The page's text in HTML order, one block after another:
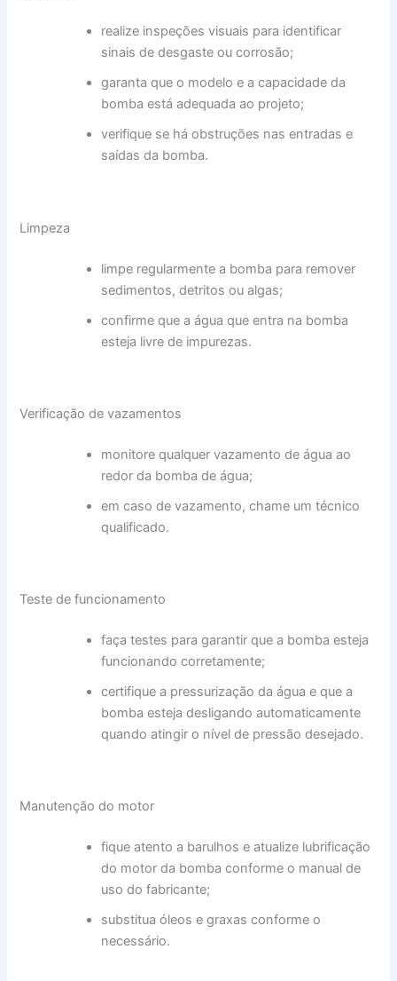
realize inspeções visuais para identificar
sinais de desgaste ou corrosão;
garanta que o modelo e a capacidade da
bomba está adequada ao projeto;
verifique se há obstruções nas entradas e
saídas da bomba.
Limpeza
limpe regularmente a bomba para remover
sedimentos, detritos ou algas;
confirme que a água que entra na bomba
esteja livre de impurezas.
Verificação de vazamentos
monitore qualquer vazamento de água ao
redor da bomba de água;
em caso de vazamento, chame um técnico
qualificado.
Teste de funcionamento
faça testes para garantir que a bomba esteja
funcionando corretamente;
certifique a pressurização da água e que a
bomba esteja desligando automaticamente
quando atingir o nível de pressão desejado.
Manutenção do motor
fique atento a barulhos e atualize lubrificação
do motor da bomba conforme o manual de
uso do fabricante;
substitua óleos e graxas conforme o
necessário.